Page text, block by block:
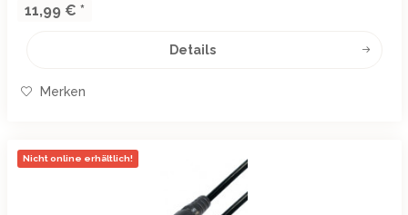
11,99 € *
Details
Merken
Nicht online erhältlich!